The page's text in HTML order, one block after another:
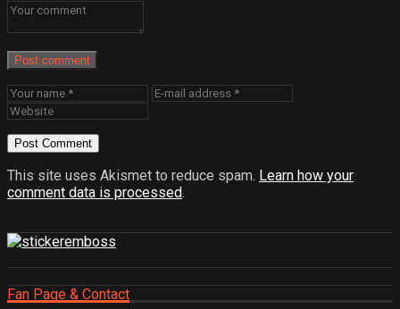
Post comment
This site uses Akismet to reduce spam. Learn how your
comment data is processed.
Fan Page & Contact